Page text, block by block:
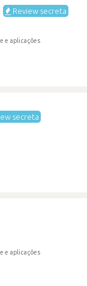
Review secreta
e aplicações
secreta
e aplicações